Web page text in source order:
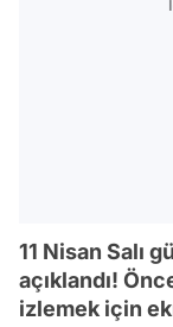
11 Nisan Salı
açıklandı!
izlemek için